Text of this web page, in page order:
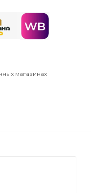
магазинах